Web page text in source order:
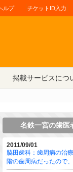
ルプ チケットID入力
掲載サービスにつ
名鉄一宮の歯医
2011/09/01
脇田歯科：歯周病の治
階の歯周病だったので